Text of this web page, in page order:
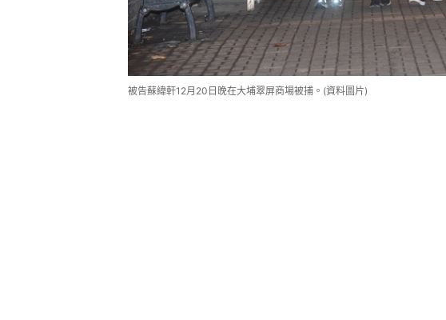
被告蘇緯軒12月20日晚在大埔翠屏商場被捕。(資料圖片)